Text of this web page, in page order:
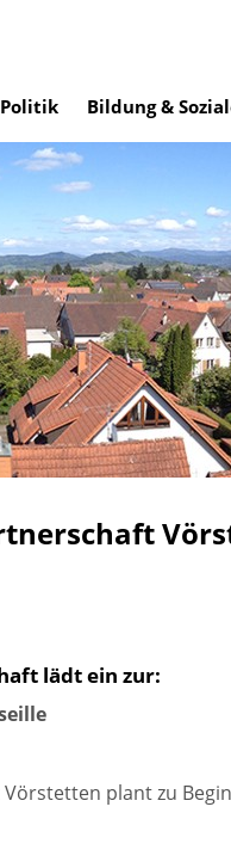
Bildung &
lädt ein zur:
plant zu